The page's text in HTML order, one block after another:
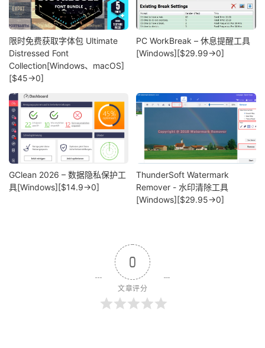
限时免费获取字体包 Ultimate
Distressed Font
Collection[Windows、macOS]
[$45→0]
PC WorkBreak – 休息提醒工具
[Windows][$29.99→0]
GClean 2026 – 数据隐私保护工
具[Windows][$14.9→0]
ThunderSoft Watermark
Remover - 水印清除工具
[Windows][$29.95→0]
0
文章评分